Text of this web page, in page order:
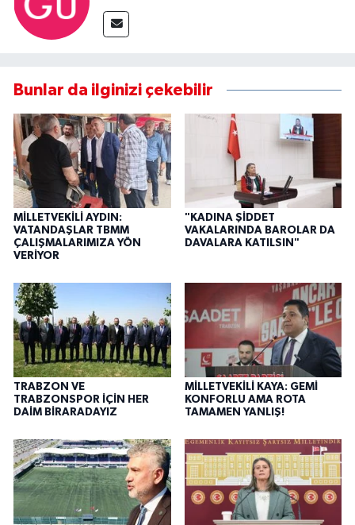
Bunlar da ilginizi çekebilir
MİLLETVEKİLİ AYDIN:
VATANDAŞLAR TBMM
ÇALIŞMALARIMIZA YÖN
VERİYOR
"KADINA ŞİDDET
VAKALARINDA BAROLAR DA
DAVALARA KATILSIN"
TRABZON VE
TRABZONSPOR İÇİN HER
DAİM BİRARADAYIZ
MİLLETVEKİLİ KAYA: GEMİ
KONFORLU AMA ROTA
TAMAMEN YANLIŞ!